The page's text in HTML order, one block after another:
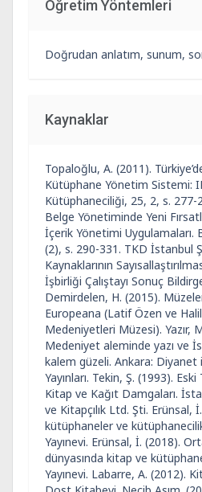
Öğretim Yöntemleri
Doğrudan anlatım, sunum,
Kaynaklar
Topaloğlu, A. (2011).
Kütüphane Yönetim Sistemi:
Kütüphaneciliği, 25, 2, s. 277-
Belge Yönetiminde Yeni
İçerik Yönetimi Uygulamaları.
(2), s. 290-331. TKD İstanbul
Kaynaklarının
İşbirliği Çalıştayı Sonuç
Demirdelen, H. (2015).
Europeana (Latif Özen ve
Medeniyetleri Müzesi). Yazır,
Medeniyet aleminde yazı ve
kalem güzeli. Ankara: Diyanet
Yayınları. Tekin, Ş. (1993).
Kitap ve Kağıt Damgaları.
ve Kitapçılık Ltd. Şti. Erünsal,
kütüphaneler ve
Yayınevi. Erünsal, İ. (2018).
dünyasında kitap ve
Yayınevi. Labarre, A. (2012).